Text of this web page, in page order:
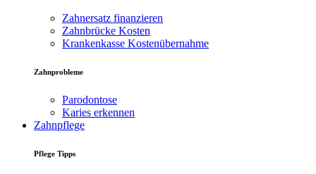
Zahnersatz finanzieren
Zahnbrücke Kosten
Krankenkasse Kostenübernahme
Zahnprobleme
Parodontose
Karies erkennen
Zahnpflege
Pflege Tipps